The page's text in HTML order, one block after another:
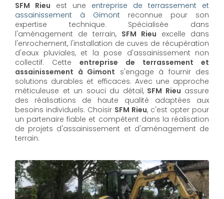
SFM Rieu est une entreprise de terrassement et
assainissement à Gimont reconnue pour son
expertise technique. Spécialisée dans
l'aménagement de terrain, SFM Rieu excelle dans
l'enrochement, l'installation de cuves de récupération
d'eaux pluviales, et la pose d'assainissement non
collectif. Cette entreprise de terrassement et
assainissement à Gimont s'engage à fournir des
solutions durables et efficaces. Avec une approche
méticuleuse et un souci du détail,SFM Rieu assure
des réalisations de haute qualité adaptées aux
besoins individuels. Choisir SFM Rieu, c'est opter pour
un partenaire fiable et compétent dans la réalisation
de projets d'assainissement et d'aménagement de
terrain.